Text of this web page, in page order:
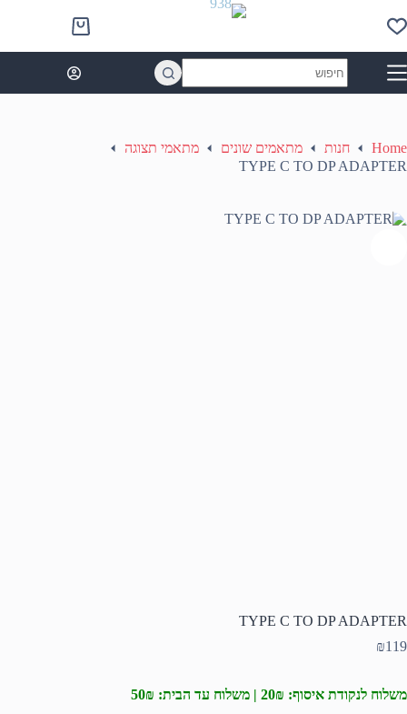
to
content
Shopping
cart
results
Home חנות מתאמים שונים
מתאמי תצוגה
TYPE C TO DP ADAPTER
TYPE C TO DP ADAPTER
₪119
משלוח לנקודת איסוף: 20₪ | משלוח עד הבית: 50₪